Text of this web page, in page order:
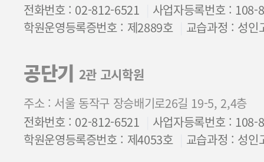
전화번호 : 02-812-6521
사업자등록번호 : 108-
학원운영등록증번호 : 제2889호
교습과정 : 성인
공단기 2관 고시학원
주소 : 서울 동작구 장승배기로26길 19-5, 2,4층
전화번호 : 02-812-6521
사업자등록번호 : 108-
학원운영등록증번호 : 제4053호
교습과정 : 성인